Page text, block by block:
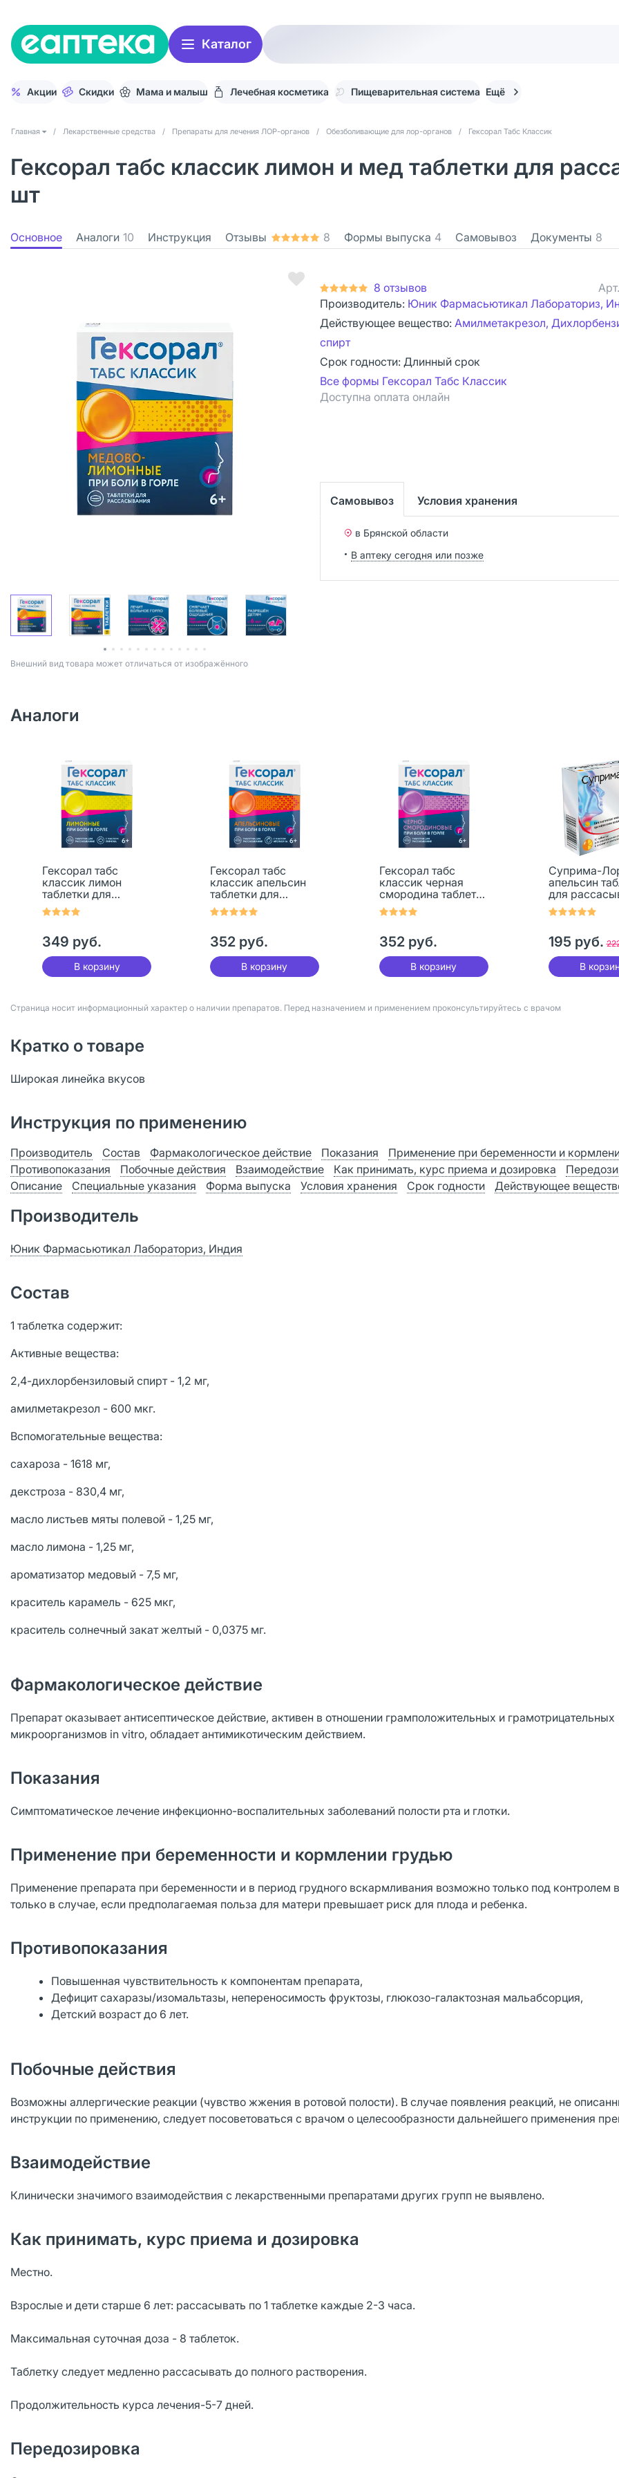
Каталог
Акции Скидки Мама и малыш Лечебная косметика Пищеварительная система Ещё
Главная / Лекарственные средства / Препараты для лечения ЛОР-органов / Обезболивающие для лор-органов / Гексорал Табс Классик
Гексорал табс классик лимон и мед таблетки для
шт
Основное Аналоги 10 Инструкция Отзывы 8 Формы выпуска 4 Самовывоз Документы 8
Bнешний вид товара может отличаться от изображённого
8 отзывов Арт.
Производитель: Юник Фармасьютикал Лабораториз,
Действующее вещество: Амилметакрезол,
спирт
Срок годности: Длинный срок
Все формы Гексорал Табс Классик
Доступна оплата онлайн
Самовывоз Условия хранения
в Брянской области
В аптеку сегодня или позже
Аналоги
Гексорал табс
классик лимон
таблетки для
рассасывания 0,6
мг+1,2 мг 16 шт
349 руб.
В корзину
Гексорал табс
классик апельсин
таблетки для
рассасывания 0,6
мг+1,2 мг 16 шт
352 руб.
В корзину
Гексорал табс
классик черная
смородина таблетки
для рассасывания
0,6 мг+1,2 мг 16 шт
352 руб.
В корзину
Суприма-
апельсин
для
0,6 мг+1,2 мг
195 руб.
В
Страница носит информационный характер о наличии препаратов. Перед назначением и применением проконсультируйтесь с врачом
Кратко о товаре
Широкая линейка вкусов
Инструкция по применению
Производитель Состав Фармакологическое действие Показания
Применение при беременности и
Противопоказания
Побочные действия Взаимодействие Как принимать, курс приема и дозировка
Описание
Специальные указания Форма выпуска Условия хранения Срок годности Действующее
Производитель
Юник Фармасьютикал Лабораториз, Индия
Состав
1 таблетка содержит:
Активные вещества:
2,4-дихлорбензиловый спирт - 1,2 мг,
амилметакрезол - 600 мкг.
Вспомогательные вещества:
сахароза - 1618 мг,
декстроза - 830,4 мг,
масло листьев мяты полевой - 1,25 мг,
масло лимона - 1,25 мг,
ароматизатор медовый - 7,5 мг,
краситель карамель - 625 мкг,
краситель солнечный закат желтый - 0,0375 мг.
Фармакологическое действие
Препарат оказывает антисептическое действие, активен в отношении грамположительных и грамотрицательных
микроорганизмов in vitro, обладает антимикотическим действием.
Показания
Симптоматическое лечение инфекционно-воспалительных заболеваний полости рта и глотки.
Применение при беременности и кормлении грудью
Применение препарата при беременности и в период грудного вскармливания возможно только под контролем
только в случае, если предполагаемая польза для матери превышает риск для плода и ребенка.
Противопоказания
Повышенная чувствительность к компонентам препарата,
Дефицит сахаразы/изомальтазы, непереносимость фруктозы, глюкозо-галактозная мальабсорция,
Детский возраст до 6 лет.
Побочные действия
Возможны аллергические реакции (чувство жжения в ротовой полости). В случае появления реакций, не
инструкции по применению, следует посоветоваться с врачом о целесообразности дальнейшего применения
Взаимодействие
Клинически значимого взаимодействия с лекарственными препаратами других групп не выявлено.
Как принимать, курс приема и дозировка
Местно.
Взрослые и дети старше 6 лет: рассасывать по 1 таблетке каждые 2-3 часа.
Максимальная суточная доза - 8 таблеток.
Таблетку следует медленно рассасывать до полного растворения.
Продолжительность курса лечения-5-7 дней.
Передозировка